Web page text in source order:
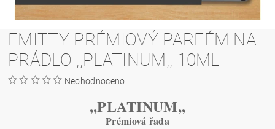
EMITTY PRÉMIOVÝ PARFÉM NA
PRÁDLO ,,PLATINUM,, 10ML
Neohodnoceno
,,PLATINUM,,
Prémiová řada